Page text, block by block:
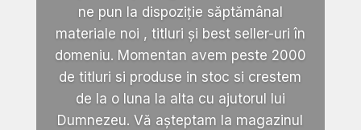
ne pun la dispoziție săptămânal
materiale noi , titluri și best seller-uri în
domeniu. Momentan avem peste 2000
de titluri si produse in stoc si crestem
de la o luna la alta cu ajutorul lui
Dumnezeu. Vă așteptam la magazinul